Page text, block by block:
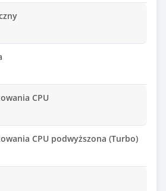
CPU
CPU podwyższona (Turbo)